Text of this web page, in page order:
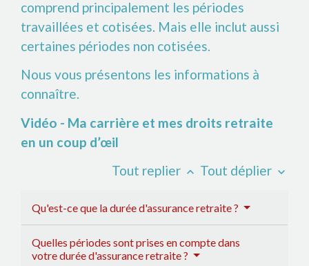
comprend principalement les périodes
travaillées et cotisées. Mais elle inclut aussi
certaines périodes non cotisées.
Nous vous présentons les informations à
connaître.
Vidéo - Ma carrière et mes droits retraite
en un coup d’œil
Tout replier keyboard_arrow_up Tout déplier keyboard_arrow_down
Qu'est-ce que la durée d'assurance retraite ?
Quelles périodes sont prises en compte dans
votre durée d'assurance retraite ?